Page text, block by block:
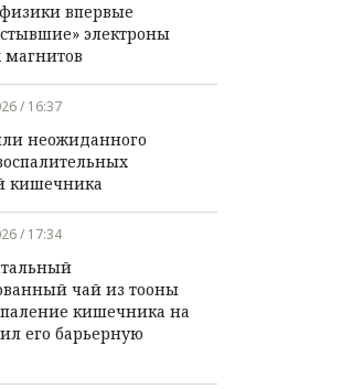
впервые
электроны
/ 16:37
неожиданного
кишечника
/ 17:34
чай из тооны
кишечника на
его барьерную